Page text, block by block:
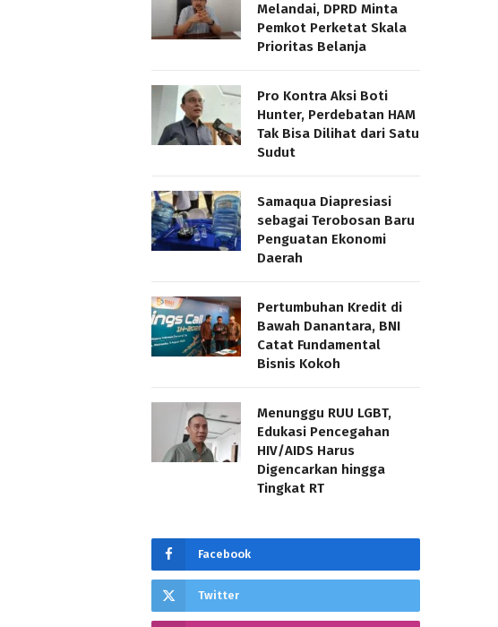
Melandai, DPRD Minta
Pemkot Perketat Skala
Prioritas Belanja
Pro Kontra Aksi Boti
Hunter, Perdebatan HAM
Tak Bisa Dilihat dari Satu
Sudut
Samaqua Diapresiasi
sebagai Terobosan Baru
Penguatan Ekonomi
Daerah
Pertumbuhan Kredit di
Bawah Danantara, BNI
Catat Fundamental
Bisnis Kokoh
Menunggu RUU LGBT,
Edukasi Pencegahan
HIV/AIDS Harus
Digencarkan hingga
Tingkat RT
Facebook
Twitter